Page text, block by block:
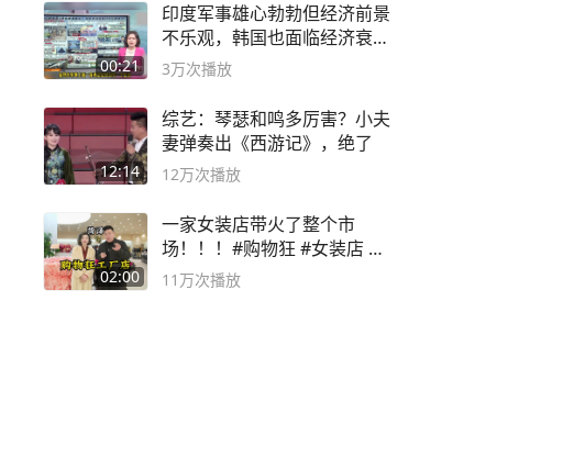
00:21
印度军事雄心勃勃但经济前景
不乐观，韩国也面临经济衰退
风险
3万次播放
12:14
综艺：琴瑟和鸣多厉害？小夫
妻弹奏出《西游记》，绝了
12万次播放
02:00
一家女装店带火了整个市
场！！！#购物狂 #女装店 #
高品质女装
11万次播放